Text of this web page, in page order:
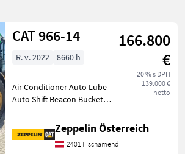
CAT 966-14
166.800
€
20 % s DPH
139.000 €
netto
R. v. 2022 8660 h
Air Conditioner Auto Lube
Auto Shift Beacon Bucket
Online Owner's Manual
Product Link Ride Control
Emissions Level - EU - EU
Zeppelin Österreich
2401 Fischamend